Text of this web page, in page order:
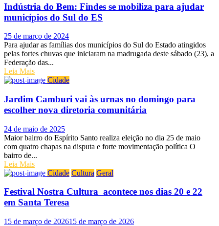
Indústria do Bem: Findes se mobiliza para ajudar
municípios do Sul do ES
Posted
on
25 de março de 2024
Para ajudar as famílias dos municípios do Sul do Estado atingidos
pelas fortes chuvas que iniciaram na madrugada deste sábado (23), a
Federação das...
Leia Mais
Cidade
Jardim Camburi vai às urnas no domingo para
escolher nova diretoria comunitária
Posted
on
24 de maio de 2025
Maior bairro do Espírito Santo realiza eleição no dia 25 de maio
com quatro chapas na disputa e forte movimentação política O
bairro de...
Leia Mais
Cidade Cultura Geral
Festival Nostra Cultura acontece nos dias 20 e 22
em Santa Teresa
Posted
15 de março de 202615 de março de 2026